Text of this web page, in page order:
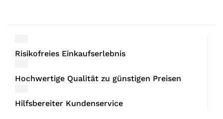
Risikofreies Einkaufserlebnis
Hochwertige Qualität zu günstigen Preisen
Hilfsbereiter Kundenservice